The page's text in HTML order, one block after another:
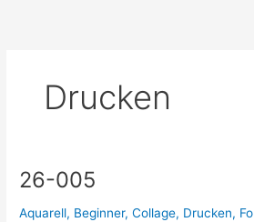
Drucken
26-005
Aquarell, Beginner,Collage, Drucken,
26-